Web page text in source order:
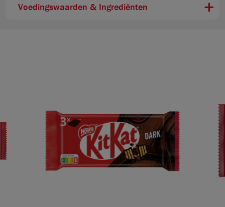
Voedingswaarden & Ingrediënten